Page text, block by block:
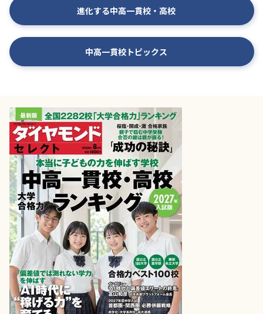
進化する中高一貫校・高校
中高一貫校トピックス